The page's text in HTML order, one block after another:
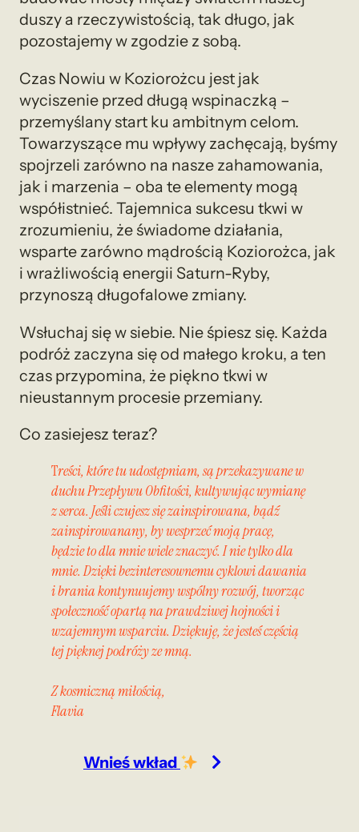
duszy a rzeczywistością, tak długo, jak
pozostajemy w zgodzie z sobą.
Czas Nowiu w Koziorożcu jest jak
wyciszenie przed długą wspinaczką –
przemyślany start ku ambitnym celom.
Towarzyszące mu wpływy zachęcają, byśmy
spojrzeli zarówno na nasze zahamowania,
jak i marzenia – oba te elementy mogą
współistnieć. Tajemnica sukcesu tkwi w
zrozumieniu, że świadome działania,
wsparte zarówno mądrością Koziorożca, jak
i wrażliwością energii Saturn-Ryby,
przynoszą długofalowe zmiany.
Wsłuchaj się w siebie. Nie śpiesz się. Każda
podróż zaczyna się od małego kroku, a ten
czas przypomina, że piękno tkwi w
nieustannym procesie przemiany.
Co zasiejesz teraz?
Treści, które tu udostępniam, są przekazywane w
duchu Przepływu Obfitości, kultywując wymianę
z serca. Jeśli czujesz się zainspirowana, bądź
zainspirowanany, by wesprzeć moją pracę,
będzie to dla mnie wiele znaczyć. I nie tylko dla
mnie. Dzięki bezinteresownemu cyklowi dawania
i brania kontynuujemy wspólny rozwój, tworząc
społeczność opartą na prawdziwej hojności i
wzajemnym wsparciu. Dziękuję, że jesteś częścią
tej pięknej podróży ze mną.
Z kosmiczną miłością,
Flavia
Wnieś wkład